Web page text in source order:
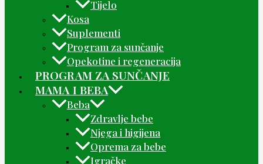
Tijelo
Kosa
Suplementi
Program za sunčanje
Opekotine i regeneracija
PROGRAM ZA SUNČANJE
MAMA I BEBA
Beba
Zdravlje bebe
Njega i higijena
Oprema za bebe
Igračke